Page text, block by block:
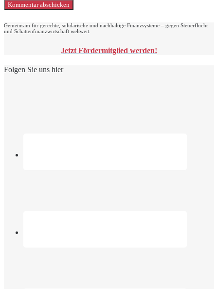
Gemeinsam für gerechte, solidarische und nachhaltige Finanzsysteme – gegen Steuerflucht
und Schattenfinanzwirtschaft weltweit.
Jetzt Fördermitglied werden!
Folgen Sie uns hier